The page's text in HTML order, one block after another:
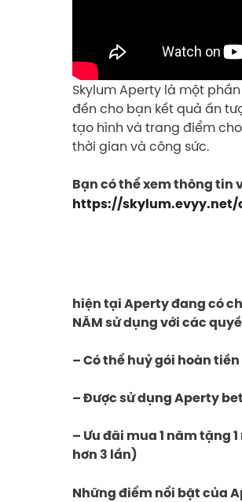
Skylum Aperty là một
đến cho bạn kết quả ấn
tạo hình và trang điểm
thời gian và công sức.
Bạn có thể xem thông
https://skylum.evyy.net/
hiện tại Aperty đang có
NĂM sử dụng với các
– Có thể huỷ gói hoàn
– Được sử dụng Aperty
– Ưu đãi mua 1 năm tặng
hơn 3 lần)
Những điểm nổi bật của